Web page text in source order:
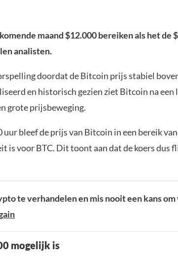
maand $12.000 bereiken als het de
analisten.
doordat de Bitcoin prijs stabiel
en historisch gezien ziet Bitcoin na een
grote prijsbeweging.
uur bleef de prijs van Bitcoin in een bereik
is voor BTC. Dit toont aan dat de koers dus
te verhandelen en mis nooit een kans
mogelijk is